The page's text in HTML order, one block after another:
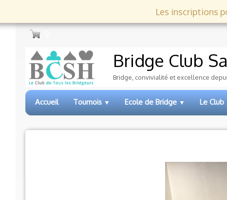
Les inscriptions
Bridge Club
Bridge, convivialité et excellence
Accueil Tournois ▼ Ecole de Bridge ▼ Le Club